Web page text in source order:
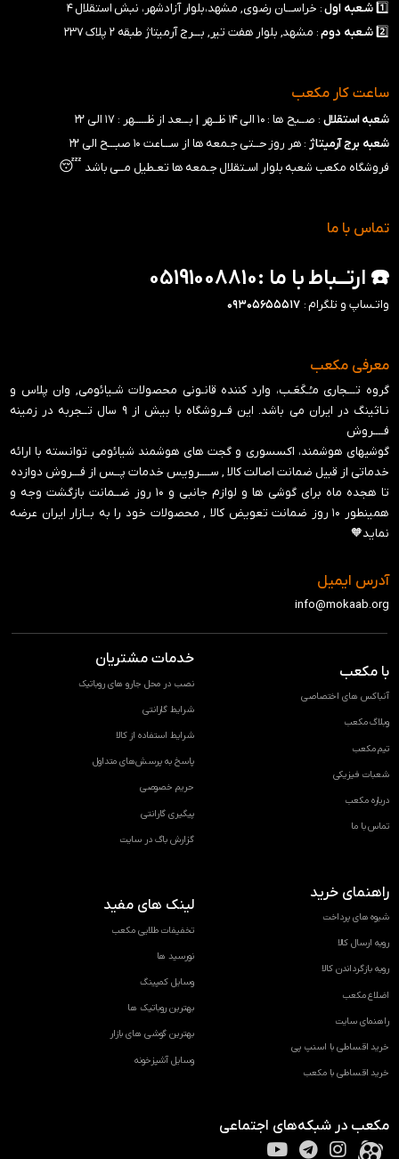
1️⃣ شـعبه اول: خراســـان رضوی, مشهد،بلوار آزادشهر، نبش استقلال ۴
2️⃣ شـعبه دوم: مشهد, بلوار هفت تیر, بـــرج آرمیتاژ طبقه ۲ پلاک ۲۳۷
ساعت کار مکعب
شعبه استقلال : صــبح ها : ۱۰ الی ۱۴ ظــهر |
بـــعد از ظـــــهر : ۱۷ الی ۲۲
شعبه برج آرمیتاژ : هر روز حــتی جـمعه ها از ســـاعت ۱۰ صبـــح الی ۲۲
فروشگاه مکعب شعبه بلوار اسـتقلال جـمعه ها تعـطیل مــی باشد
😴
تماس با ما
☎️ ارتــباط با ما :05191008810
واتـساپ و تلگرام : ۰۹۳۰۵۶۵۵۵۱۷
معرفی مکعب
گروه تـــجاری مـُـکَعَـب، وارد کننده قانـونی محصولات شـیائومی, وان پلاس و
نـاثینگ در ایران می باشد. این فــروشگاه با بیش از ۹ سال تــجربه در زمینه
فــــروش
گوشیهای هوشمند، اکسسوری و گجت های هوشمند شیائومی توانسته با ارائه
خدماتی از قبیل ضمانت اصالت کالا , ســــرویس خدمات پــس از فـــروش دوازده
تا هجده ماه برای گوشی ها و لوازم جانبی و ‍۱۰ روز ضــمانت بازگشت وجه و
همینطور ۱۰ روز ضمانت تعویض کالا , محصولات خود را به بــازار ایران عرضه
نماید🧡
آدرس ایمیل
info@mokaab.org
با مکعب
آنباکس های اختصاصی
وبلاگ مکعب
تیم مکعب
شعبات فیزیکی
درباره مکعب
تماس با ما
خدمات مشتریان
نصب در محل جارو های روباتیک
شرایط گارانتی
شرایط استفاده از کالا
پاسخ به پرسش‌های متداول
حریم خصوصی
پیگیری گارانتی
گزارش باگ در سایت
راهنمای خرید
شیوه های پرداخت
رویه ارسال کالا
رویه بازگرداندن کالا
اضلاع مکعب
راهنمای سایت
خرید اقساطی با اسنپ پی
خرید اقساطی با مکعب
لینک های مفید
تخفیفات طلایی مکعب
نورسید ها
وسایل کمپینگ
بهترین روباتیک ها
بهترین گوشی های بازار
وسایل آشپزخونه
مکعب در شبکه‌های اجتماعی